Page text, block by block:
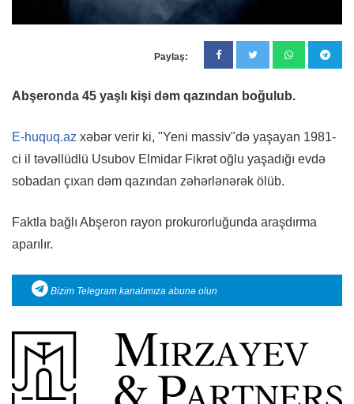
Paylaş:
Abşeronda 45 yaşlı kişi dəm qazından boğulub.
E-huquq.az xəbər verir ki, "Yeni massiv"də yaşayan 1981-
ci il təvəllüdlü Usubov Elmidar Fikrət oğlu yaşadığı evdə
sobadan çıxan dəm qazından zəhərlənərək ölüb.
Faktla bağlı Abşeron rayon prokurorluğunda araşdırma
aparılır.
Bizim Telegram kanalımıza abunə olun